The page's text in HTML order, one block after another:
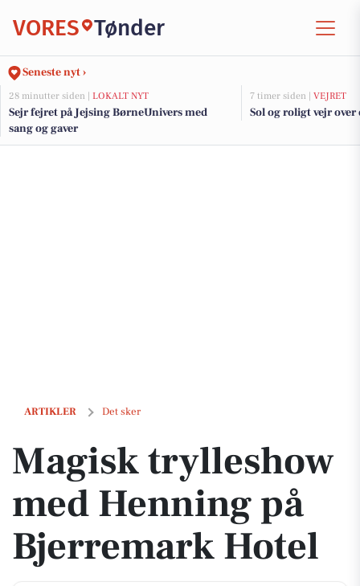
VORES Tønder
Seneste nyt ›
28 minutter siden | LOKALT NYT
Sejr fejret på Jejsing BørneUnivers med
sang og gaver
7 timer siden | VEJRET
Sol og roligt vejr over
ARTIKLER Det sker
Magisk trylleshow med Henning på Bjerremark Hotel
Magisk trylleshow
med Henning på
Bjerremark Hotel